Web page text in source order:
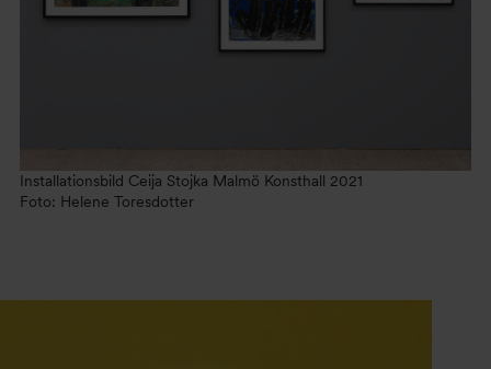
Installationsbild Ceija Stojka Malmö Konsthall 2021
Foto: Helene Toresdotter